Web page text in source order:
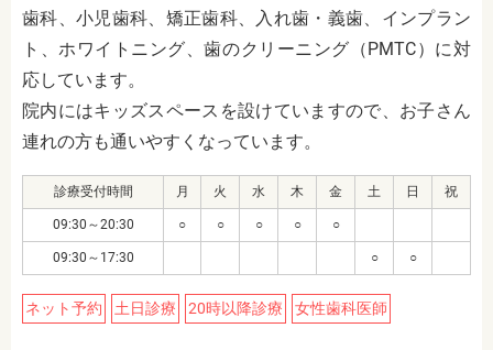
歯科、小児歯科、矯正歯科、入れ歯・義歯、インプラン
ト、ホワイトニング、歯のクリーニング（PMTC）に対
応しています。
院内にはキッズスペースを設けていますので、お子さん
連れの方も通いやすくなっています。
診療受付時間 月 火 水 木 金 土 日 祝
09:30～20:30 ○ ○ ○ ○ ○
09:30～17:30 ○ ○
ネット予約 土日診療 20時以降診療 女性歯科医師